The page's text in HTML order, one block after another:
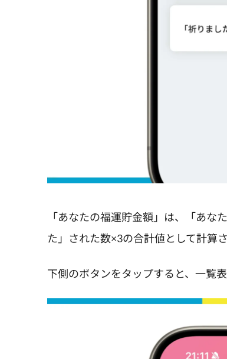
「あなたの福運貯金額」は、「あな
た」された数×3の合計値として計算さ
下側のボタンをタップすると、一覧